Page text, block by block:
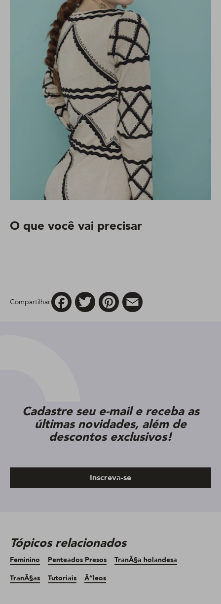
O que você vai precisar
Compartilhar
FacebookTwitter Pinterest
Cadastre seu e-mail e receba as
últimas novidades, além de
descontos exclusivos!
Inscreva-se
Tópicos relacionados
Feminino Penteados Presos
TranÃ§a holandesa
TranÃ§as
Tutoriais Ã“leos